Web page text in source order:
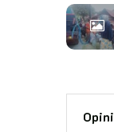
Opini